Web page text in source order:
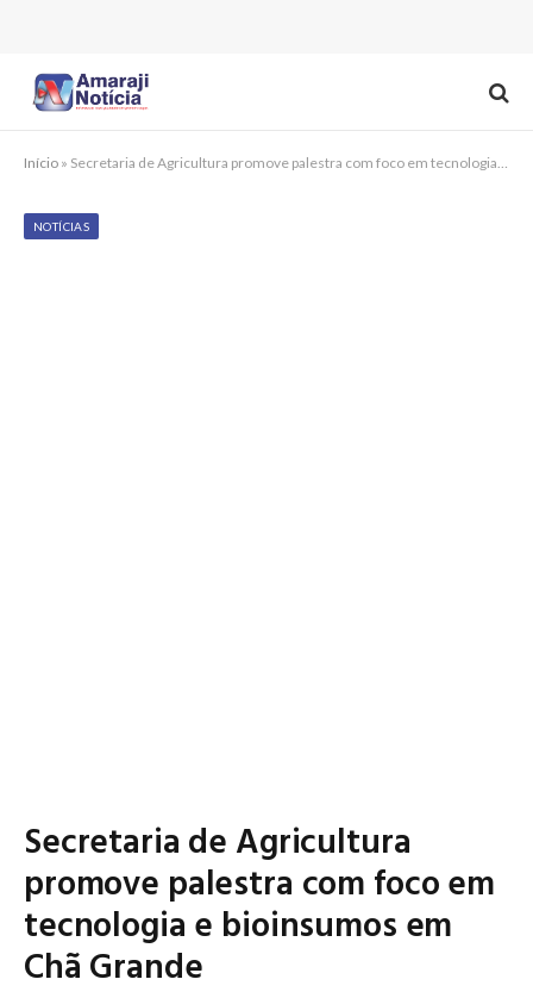
Início » Secretaria de Agricultura promove palestra com foco em tecnologia e bioinsumos em Chã Grande
NOTÍCIAS
Secretaria de Agricultura
promove palestra com foco em
tecnologia e bioinsumos em
Chã Grande